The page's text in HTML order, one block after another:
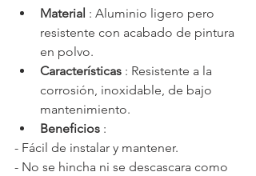
Material : Aluminio ligero pero
resistente con acabado de pintura
en polvo.
Características : Resistente a la
corrosión, inoxidable, de bajo
mantenimiento.
Beneficios :
- Fácil de instalar y mantener.
- No se hincha ni se descascara como